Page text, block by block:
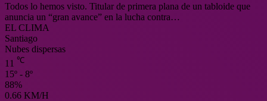
Todos lo hemos visto. Titular de primera plana de un tabloide que
anuncia un “gran avance” en la lucha contra…
EL CLIMA
Santiago
Nubes dispersas
11 ℃
15º - 8º
88%
0.66 KM/H